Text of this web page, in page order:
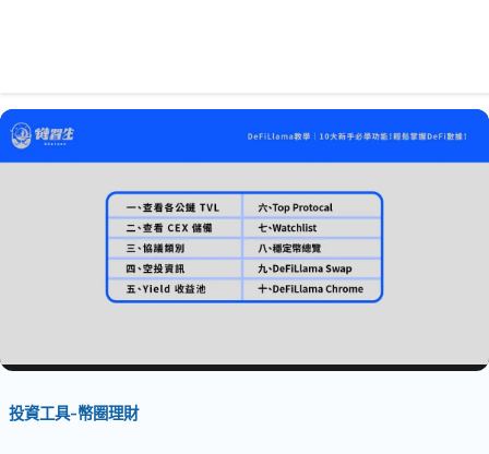
投資工具-幣圈理財